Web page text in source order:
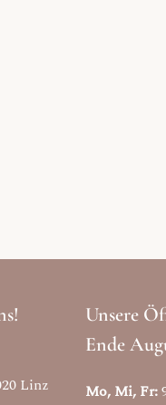
Linz
Unsere
Ende
Mo, Mi, Fr: